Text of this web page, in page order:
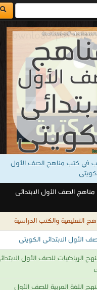
في كتب مناهج الصف الأول
الصف الأول الابتدائى
التعليمية والكتب الدراسية
الأول الابتدائى الكويتى
الرياضيات للصف الأول
اللغة العربية للصف الأول